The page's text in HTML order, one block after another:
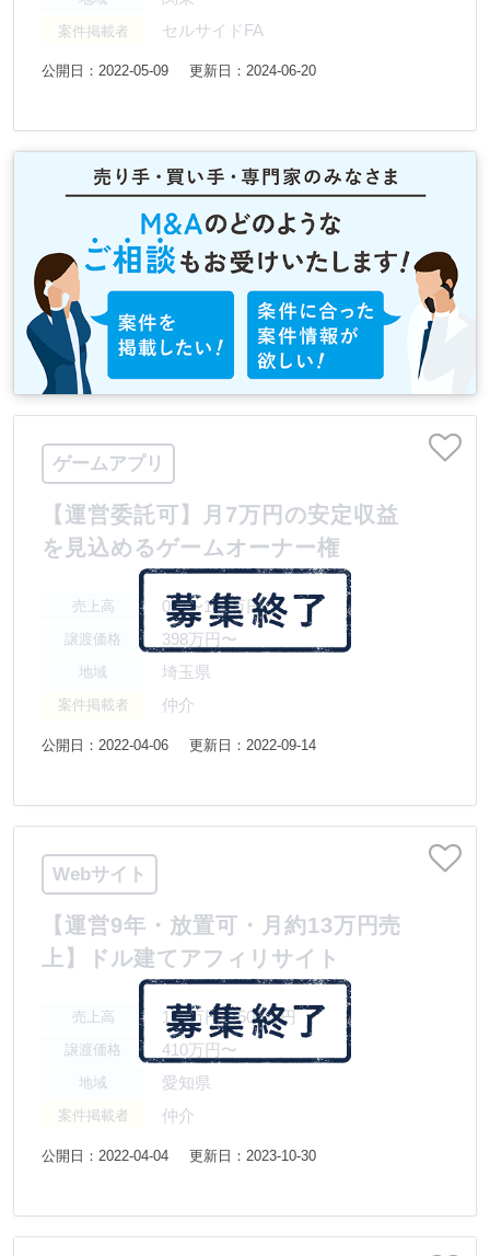
案件掲載者 セルサイドFA
公開日：2022-05-09 更新日：2024-06-20
ゲームアプリ
【運営委託可】月7万円の安定収益
を見込めるゲームオーナー権
売上高 0円〜100万円
譲渡価格 398万円〜
地域 埼玉県
案件掲載者 仲介
公開日：2022-04-06 更新日：2022-09-14
Webサイト
【運営9年・放置可・月約13万円売
上】ドル建てアフィリサイト
売上高 100万円〜500万円
譲渡価格 410万円〜
地域 愛知県
案件掲載者 仲介
公開日：2022-04-04 更新日：2023-10-30